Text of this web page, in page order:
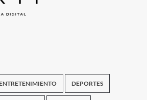
DEPORTES